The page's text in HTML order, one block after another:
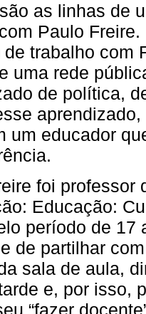
as linhas de
Paulo
trabalho com
uma rede
de política,
um educador
foi professor
Educação:
período de 17
de partilhar
sala de aula,
e, por isso,
“fazer